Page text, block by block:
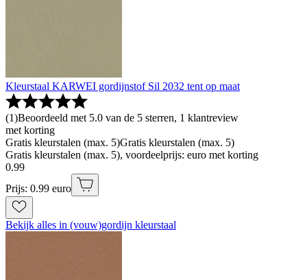
Kleurstaal KARWEI gordijnstof Sil 2032 tent op maat
(1)Beoordeeld met 5.0 van de 5 sterren, 1 klantreview
met korting
Gratis kleurstalen (max. 5)Gratis kleurstalen (max. 5)
Gratis kleurstalen (max. 5), voordeelprijs: euro met korting
0.99
Prijs: 0.99 euro
Bekijk alles in (vouw)gordijn kleurstaal